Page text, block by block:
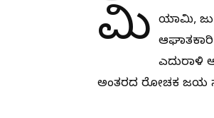
ಮಿ ಯಾಮಿ, ಜು.
ಎದುರಾಳಿ
ಅಂತರದ ರೋಚಕ ಜಯ